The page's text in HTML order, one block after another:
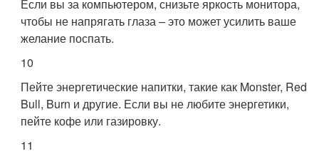
Если вы за компьютером, снизьте яркость монитора,
чтобы не напрягать глаза – это может усилить ваше
желание поспать.
10
Пейте энергетические напитки, такие как Monster, Red
Bull, Burn и другие. Если вы не любите энергетики,
пейте кофе или газировку.
11